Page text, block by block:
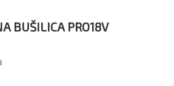
BUŠILICA PRO18V